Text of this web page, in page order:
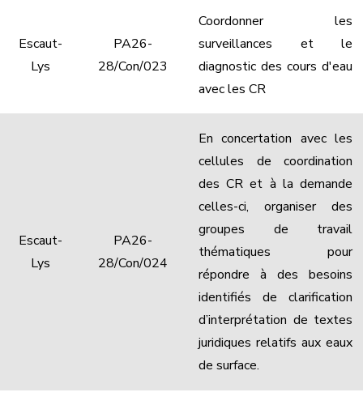
Escaut-
Lys
PA26-
28/Con/023
Coordonner les
surveillances et le
diagnostic des cours d'eau
avec les CR
Escaut-
Lys
PA26-
28/Con/024
En concertation avec les
cellules de coordination
des CR et à la demande
celles-ci, organiser des
groupes de travail
thématiques pour
répondre à des besoins
identifiés de clarification
d’interprétation de textes
juridiques relatifs aux eaux
de surface.